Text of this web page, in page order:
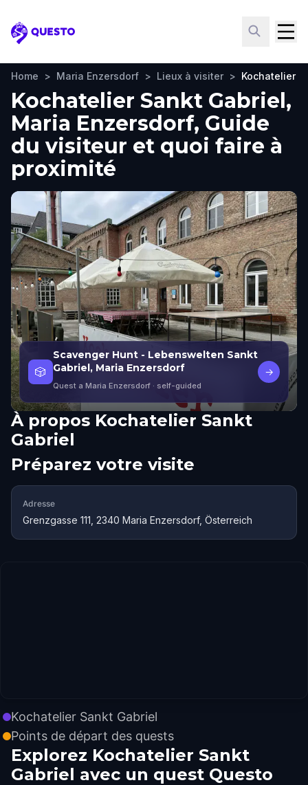
Questo
Home > Maria Enzersdorf > Lieux à visiter > Kochatelier
Kochatelier Sankt Gabriel,
Maria Enzersdorf, Guide
du visiteur et quoi faire à
proximité
🎲
Scavenger Hunt - Lebenswelten Sankt
Gabriel, Maria Enzersdorf
Quest a Maria Enzersdorf · self-guided
→
À propos Kochatelier Sankt
Gabriel
Préparez votre visite
Adresse
Grenzgasse 111, 2340 Maria Enzersdorf, Österreich
Kochatelier Sankt Gabriel
Points de départ des quests
Explorez Kochatelier Sankt
Gabriel avec un quest Questo